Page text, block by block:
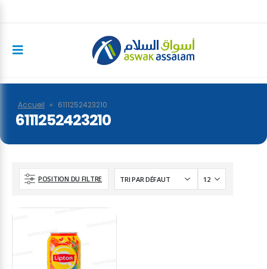
Accueil » 6111252423210
6111252423210
POSITION DU FILTRE